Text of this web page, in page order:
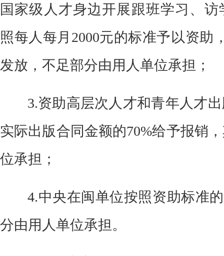
国家级人才身边开展跟班学习、
照每人每月 2000元的标准予以资助
发放，不足部分由用人单位承担；
3.资助高层次人才和青年人才
实际出版合同金额的70%给予报销
位承担；
4.中央在闽单位按照资助标准的
分由用人单位承担。